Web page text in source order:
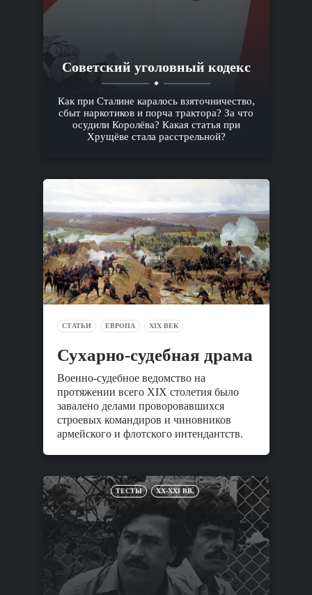
Cоветский уголовный кодекс
Как при Сталине каралось взяточничество,
сбыт наркотиков и порча трактора? За что
осудили Королёва? Какая статья при
Хрущёве стала расстрельной?
СТАТЬИ ЕВРОПА XIX ВЕК
Сухарно-судебная драма
Военно-судебное ведомство на
протяжении всего XIX столетия было
завалено делами проворовавшихся
строевых командиров и чиновников
армейского и флотского интендантств.
ТЕСТЫ XX-XXI ВВ.